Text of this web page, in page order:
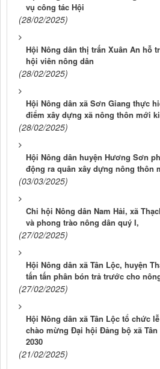
vụ công tác Hội
(28/02/2025)
Hội Nông dân thị trấn Xuân An hỗ
hội viên nông dân
(28/02/2025)
Hội Nông dân xã Sơn Giang thực
điểm xây dựng xã nông thôn mới
(28/02/2025)
Hội Nông dân huyện Hương Sơn
động ra quân xây dựng nông thôn
(03/03/2025)
Chi hội Nông dân Nam Hải, xã
và phong trào nông dân quý I,
(27/02/2025)
Hội Nông dân xã Tân Lộc, huyện
tấn tấn phân bón trả trước cho
(27/02/2025)
Hội Nông dân xã Tân Lộc tổ chức
chào mừng Đại hội Đảng bộ xã Tân
2030
(21/02/2025)